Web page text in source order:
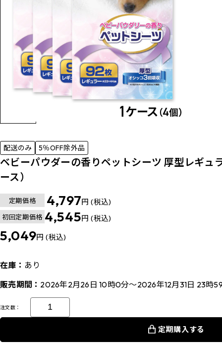
配送のみ 5％OFF除外品
ベビーパウダーの香りペットシーツ 厚型レギュ
ース）
定期価格 4,797円 (税込)
初回定期価格 4,545円 (税込)
5,049円 (税込)
在庫： あり
販売期間： 2026年2月26日 10時0分～2026年12月31日 23時
注文数：
定期購入する